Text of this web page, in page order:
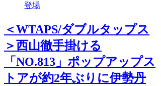
登場
＜WTAPS/ダブルタップス
＞西山徹手掛ける
「NO.813」ポップアップス
トアが約2年ぶりに伊勢丹